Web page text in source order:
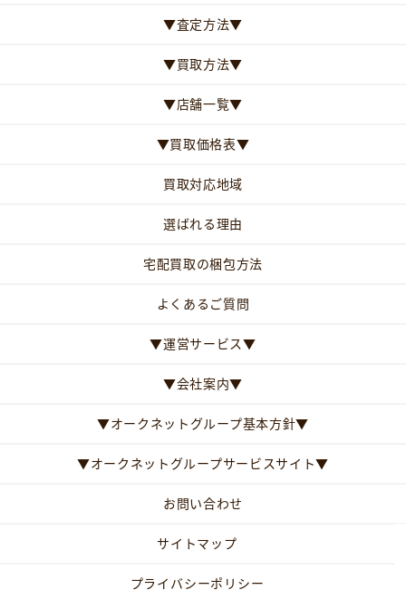
▼査定方法▼
▼買取方法▼
▼店舗一覧▼
▼買取価格表▼
買取対応地域
選ばれる理由
宅配買取の梱包方法
よくあるご質問
▼運営サービス▼
▼会社案内▼
▼オークネットグループ基本方針▼
▼オークネットグループサービスサイト▼
お問い合わせ
サイトマップ
プライバシーポリシー